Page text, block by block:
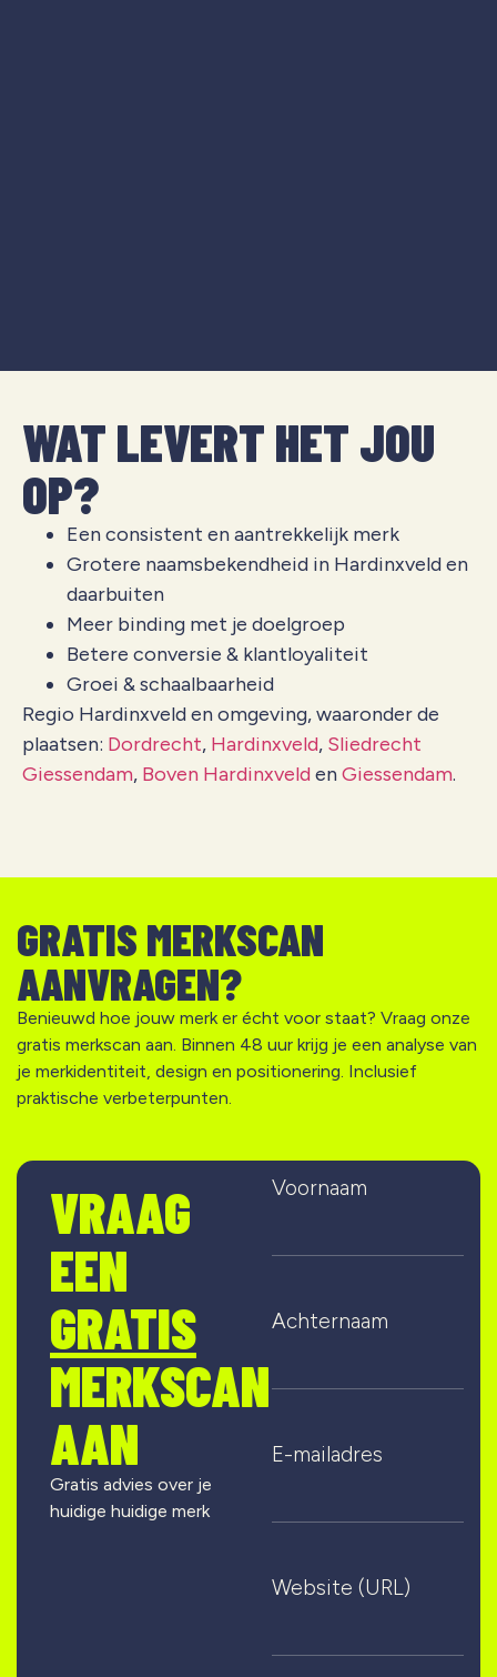
WAT LEVERT HET JOU
OP?
Een consistent en aantrekkelijk merk
Grotere naamsbekendheid in Hardinxveld en
daarbuiten
Meer binding met je doelgroep
Betere conversie & klantloyaliteit
Groei & schaalbaarheid
Regio Hardinxveld en omgeving, waaronder de
plaatsen: Dordrecht, Hardinxveld, Sliedrecht
Giessendam, Boven HardinxveldenGiessendam.
GRATIS MERKSCAN
AANVRAGEN?
Benieuwd hoe jouw merk er écht voor staat? Vraag onze
gratis merkscan aan. Binnen 48 uur krijg je een analyse van
je merkidentiteit, design en positionering. Inclusief
praktische verbeterpunten.
VRAAG
EEN
GRATIS
MERKSCAN
AAN
Gratis advies over je
huidige huidige merk
Voornaam
Achternaam
E-mailadres
Website (URL)